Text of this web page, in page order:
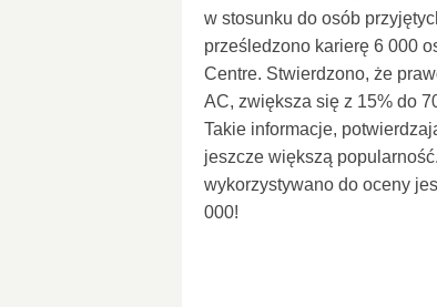
w stosunku do osób
prześledzono karierę 6 000
Centre. Stwierdzono, że
AC, zwiększa się z 15% do
Takie informacje,
jeszcze większą
wykorzystywano do oceny
000!